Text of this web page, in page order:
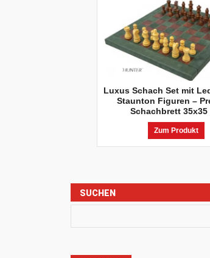
Luxus Schach Set mit
Staunton Figuren –
Schachbrett 35x35
Zum Produkt
SUCHEN